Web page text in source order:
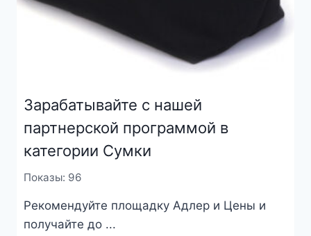
Зарабатывайте с нашей
партнерской программой в
категории Сумки
Показы: 96
Рекомендуйте площадку Адлер и Цены и
получайте до ...